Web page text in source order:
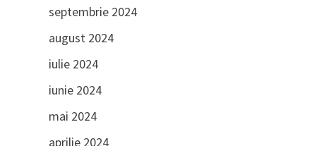
septembrie 2024
august 2024
iulie 2024
iunie 2024
mai 2024
aprilie 2024